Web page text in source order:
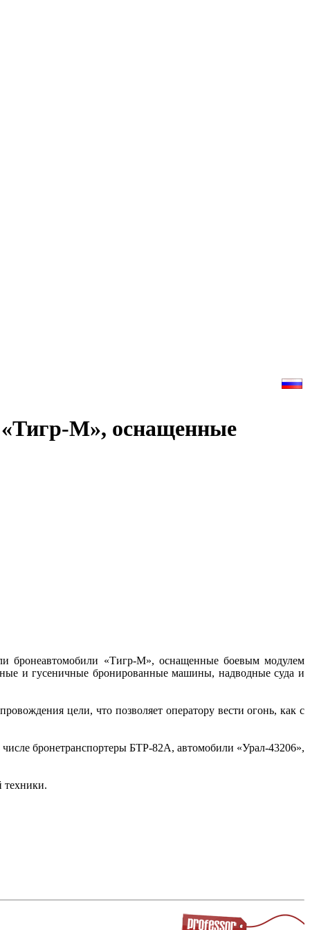
М», оснащенные
бронеавтомобили «Тигр-М», оснащенные боевым модулем
и гусеничные бронированные машины, надводные суда и
цели, что позволяет оператору вести огонь, как с
бронетранспортеры БТР-82А, автомобили «Урал-43206»,
техники.